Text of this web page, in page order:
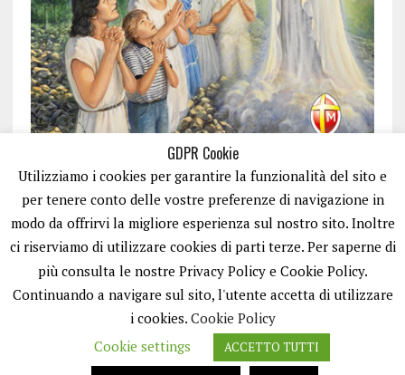
ISCRIVITI
GDPR Cookie
Utilizziamo i cookies per garantire la funzionalità del sito e
per tenere conto delle vostre preferenze di navigazione in
modo da offrirvi la migliore esperienza sul nostro sito. Inoltre
ci riserviamo di utilizzare cookies di parti terze. Per saperne di
più consulta le nostre Privacy Policy e Cookie Policy.
Continuando a navigare sul sito, l'utente accetta di utilizzare
i cookies. Cookie Policy
Cookie settings
ACCETTO TUTTI